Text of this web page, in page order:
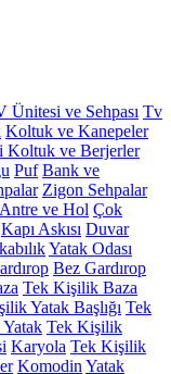
Ünitesi ve Sehpası Tv
Koltuk ve Kanepeler
Koltuk ve Berjerler
Puf Bank ve
Zigon Sehpalar
Antre ve Hol Çok
Kapı Askısı Duvar
Yatak Odası
Bez Gardırop
Tek Kişilik Baza
Yatak Başlığı Tek
Tek Kişilik
Karyola Tek Kişilik
Komodin Yatak